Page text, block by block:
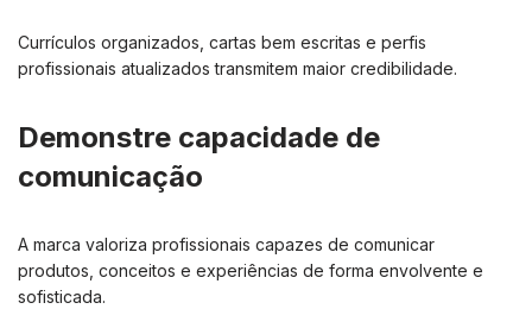
Currículos organizados, cartas bem escritas e perfis
profissionais atualizados transmitem maior credibilidade.
Demonstre capacidade de
comunicação
A marca valoriza profissionais capazes de comunicar
produtos, conceitos e experiências de forma envolvente e
sofisticada.